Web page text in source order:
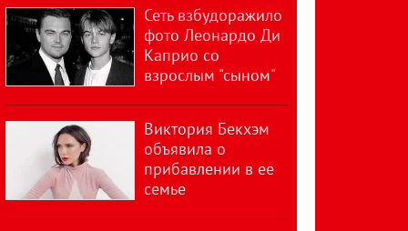
Сеть взбудоражило
фото Леонардо Ди
Каприо со
взрослым "сыном"
Виктория Бекхэм
объявила о
прибавлении в ее
семье